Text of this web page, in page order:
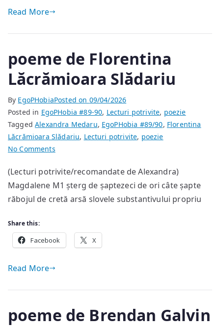
Read More
poeme de Florentina
Lăcrămioara Slădariu
By EgoPHobiaPosted on 09/04/2026
Posted in EgoPHobia #89-90, Lecturi potrivite, poezie
TaggedAlexandra Medaru, EgoPHobia #89/90, Florentina
Lăcrămioara Slădariu, Lecturi potrivite, poezie
No Commentson
de
Florentina
Lăcrămioara
(Lecturi potrivite/recomandate de Alexandra)
Magdalene M1 șterg de șaptezeci de ori câte șapte
răbojul de cretă arsă slovele substantivului propriu
Share this:
Facebook X
Read More
poeme de Brendan Galvin